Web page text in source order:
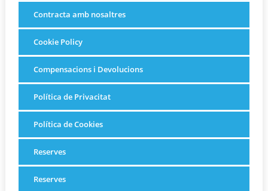
Contracta amb nosaltres
Cookie Policy
Compensacions i Devolucions
Política de Privacitat
Política de Cookies
Reserves
Reserves